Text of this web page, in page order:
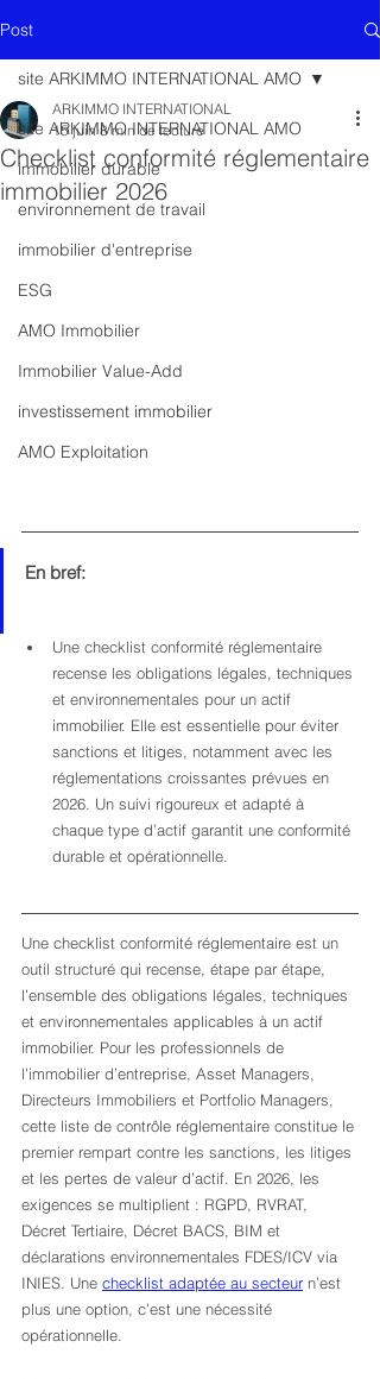
Post
site ARKIMMO INTERNATIONAL AMO
immobilier durable
environnement de travail
immobilier d'entreprise
ESG
AMO Immobilier
Immobilier Value-Add
investissement immobilier
AMO Exploitation
site ARKIMMO INTERNATIONAL AMO
Checklist conformité réglementaire
immobilier 2026
ARKIMMO INTERNATIONAL
15 juin 8 min de lecture
En bref:
Une checklist conformité réglementaire
recense les obligations légales, techniques
et environnementales pour un actif
immobilier. Elle est essentielle pour éviter
sanctions et litiges, notamment avec les
réglementations croissantes prévues en
2026. Un suivi rigoureux et adapté à
chaque type d’actif garantit une conformité
durable et opérationnelle.
Une checklist conformité réglementaire est un
outil structuré qui recense, étape par étape,
l’ensemble des obligations légales, techniques
et environnementales applicables à un actif
immobilier. Pour les professionnels de
l’immobilier d’entreprise, Asset Managers,
Directeurs Immobiliers et Portfolio Managers,
cette liste de contrôle réglementaire constitue le
premier rempart contre les sanctions, les litiges
et les pertes de valeur d’actif. En 2026, les
exigences se multiplient : RGPD, RVRAT,
Décret Tertiaire, Décret BACS, BIM et
déclarations environnementales FDES/ICV via
INIES. Une checklist adaptée au secteur n’est
plus une option, c’est une nécessité
opérationnelle.